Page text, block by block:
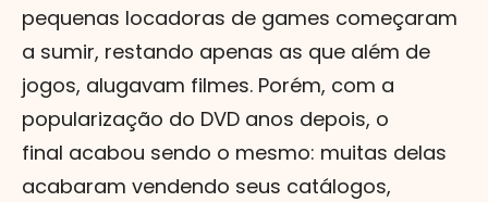
pequenas locadoras de games começaram
a sumir, restando apenas as que além de
jogos, alugavam filmes. Porém, com a
popularização do DVD anos depois, o
final acabou sendo o mesmo: muitas delas
acabaram vendendo seus catálogos,